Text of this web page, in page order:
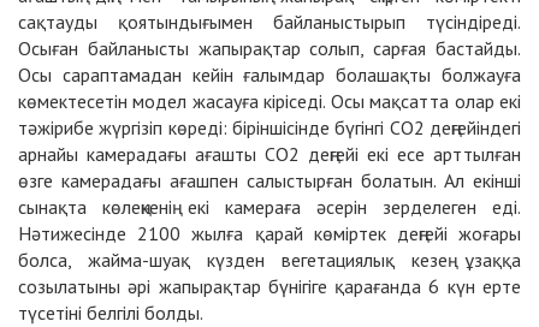
сақтауды қоятындығымен байланыстырып түсіндіреді.
Осыған байланысты жапырақтар солып, сарғая бастайды.
Осы сараптамадан кейін ғалымдар болашақты болжауға
көмектесетін модел жасауға кіріседі. Осы мақсатта олар екі
тәжірибе жүргізіп көреді: біріншісінде бүгінгі CO2 деңгейіндегі
арнайы камерадағы ағашты CO2 деңгейі екі есе арттылған
өзге камерадағы ағашпен салыстырған болатын. Ал екінші
сынақта көлеңкенің екі камераға әсерін зерделеген еді.
Нәтижесінде 2100 жылға қарай көміртек деңгейі жоғары
болса, жайма-шуақ күзден вегетациялық кезең ұзаққа
созылатыны әрі жапырақтар бүнігіге қарағанда 6 күн ерте
түсетіні белгілі болды.